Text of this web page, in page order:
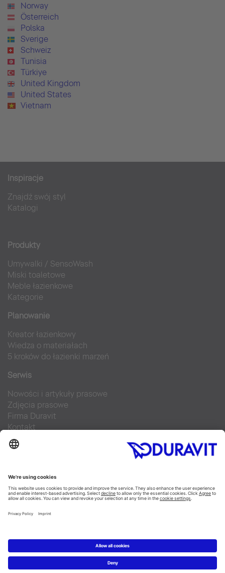
Norway
Österreich
Polska
Sverige
Schweiz
Tunisia
Türkiye
United Kingdom
United States
Vietnam
Inspiracje
Znajdź swój styl
Katalogi
Produkty
Umywalki / SensoWash
Miski toaletowe
Meble łazienkowe
Kategorie
Planowanie
Kreator łazienkowy
Wiedza o materiałach
5 kroków do łazienki marzeń
Serwis
Nowości i artykuły prasowe
Zdjęcia prasowe
Firma Duravit
Kontakt
Najczęściej zadawane pytania
Facebook
Instagram
Pinterest
Blog
YouTube
Copyright © 2026 Duravit AG
Imprint|Polityka prywatności|Ustawienia plików cookie